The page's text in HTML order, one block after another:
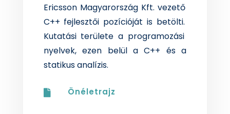
Ericsson MagyarországKft.vezető
C++ fejlesztői pozícióját is betölti.
Kutatási területe a programozási
nyelvek,ezen belüla C++ ésa
statikusanalízis.
 Önéletrajz